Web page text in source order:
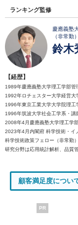
ランキング監修
慶應義塾
（非常勤）
鈴木
【経歴】
1989年慶應義塾大学理工学部管
1992年ロチェスター大学経営大
1996年東京工業大学大学院理工
1996年筑波大学社会工学系・講
2008年4月慶應義塾大学理工学
2023年4月内閣府 科学技術・イ
科学技術政策フェロー（非常勤）
研究分野は応用統計解析、品質
顧客満足度につい
PR